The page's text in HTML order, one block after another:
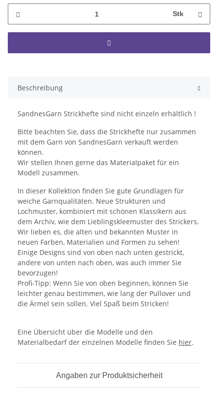
Stk
Beschreibung
SandnesGarn Strickhefte sind nicht einzeln erhältlich !
Bitte beachten Sie, dass die Strickhefte nur zusammen
mit dem Garn von SandnesGarn verkauft werden
können.
Wir stellen Ihnen gerne das Materialpaket für ein
Modell zusammen.
In dieser Kollektion finden Sie gute Grundlagen für
weiche Garnqualitäten. Neue Strukturen und
Lochmuster, kombiniert mit schönen Klassikern aus
dem Archiv, wie dem Lieblingskleemuster des Strickers.
Wir lieben es, die alten und bekannten Muster in
neuen Farben, Materialien und Formen zu sehen!
Einige Designs sind von oben nach unten gestrickt,
andere von unten nach oben, was auch immer Sie
bevorzugen!
Profi-Tipp: Wenn Sie von oben beginnen, können Sie
leichter genau bestimmen, wie lang der Pullover und
die Ärmel sein sollen. Viel Spaß beim Stricken!
Eine Übersicht über die Modelle und den
Materialbedarf der einzelnen Modelle finden Sie hier.
Angaben zur Produktsicherheit